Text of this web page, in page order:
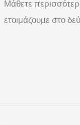
Μάθετε
ετοιμάζουμε στο